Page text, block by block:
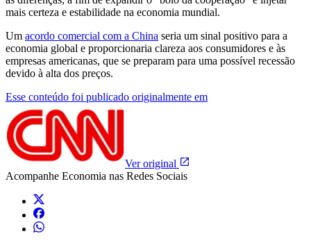
mais certeza e estabilidade na economia mundial.
Um acordo comercial com a China seria um sinal positivo para a
economia global e proporcionaria clareza aos consumidores e às
empresas americanas, que se preparam para uma possível recessão
devido à alta dos preços.
Esse conteúdo foi publicado originalmente em
Ver original
Acompanhe Economia nas Redes Sociais